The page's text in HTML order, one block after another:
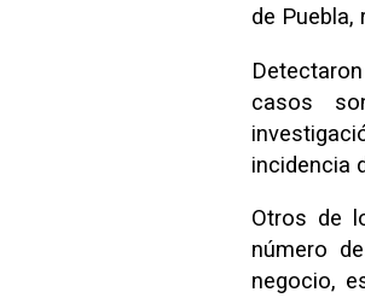
de Puebla,
casos
incidencia
Otros de
número
negocio,